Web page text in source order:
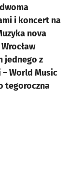
i koncert na
nova
jednego z
World Music
tegoroczna